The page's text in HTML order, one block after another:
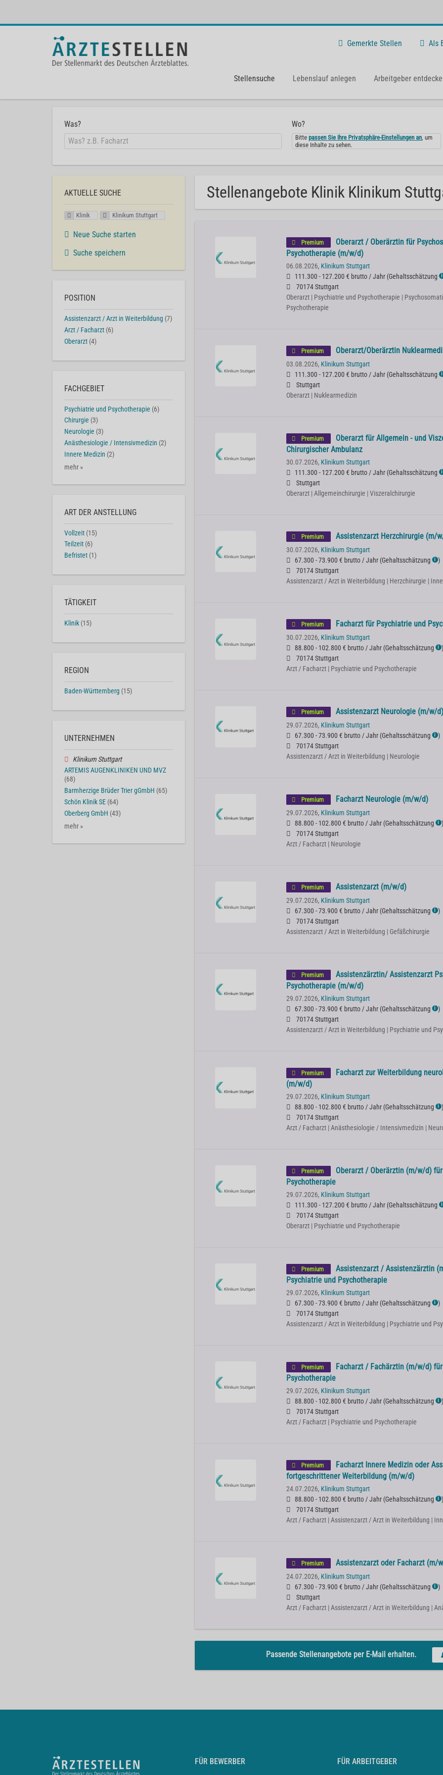
Gemerkte Stellen Als
Stellensuche Lebenslauf anlegen Arbeitgeber
Was? Wo?
Bittepassen Sie Ihre Privatsphäre-Einstellungen an, um
diese Inhalte zu sehen.
Stellenangebote Klinik Klinikum
Premium
Oberarzt / Oberärztin für
Psychotherapie (m/w/d)
06.08.2026, Klinikum Stuttgart
111.300 - 127.200 € brutto / Jahr (Gehaltsschätzung ℹ
70174 Stuttgart
Oberarzt | Psychiatrie und Psychotherapie |
Psychotherapie
Premium Oberarzt/Oberärztin
03.08.2026, Klinikum Stuttgart
111.300 - 127.200 € brutto / Jahr (Gehaltsschätzung ℹ
Stuttgart
Oberarzt | Nuklearmedizin
Premium
Oberarzt für Allgemein - und
Chirurgischer Ambulanz
30.07.2026, Klinikum Stuttgart
111.300 - 127.200 € brutto / Jahr (Gehaltsschätzung ℹ
Stuttgart
Oberarzt | Allgemeinchirurgie | Viszeralchirurgie
Premium Assistenzarzt Herzchirurgie (m/
30.07.2026, Klinikum Stuttgart
67.300 - 73.900 € brutto / Jahr (Gehaltsschätzung ℹ )
70174 Stuttgart
Assistenzarzt / Arzt in Weiterbildung | Herzchirurgie |
Premium Facharzt für Psychiatrie und
30.07.2026, Klinikum Stuttgart
88.800 - 102.800 € brutto / Jahr (Gehaltsschätzung ℹ )
70174 Stuttgart
Arzt / Facharzt | Psychiatrie und Psychotherapie
Premium Assistenzarzt Neurologie (m/w/d)
29.07.2026, Klinikum Stuttgart
67.300 - 73.900 € brutto / Jahr (Gehaltsschätzung ℹ )
70174 Stuttgart
Assistenzarzt / Arzt in Weiterbildung | Neurologie
Premium Facharzt Neurologie (m/w/d)
29.07.2026, Klinikum Stuttgart
88.800 - 102.800 € brutto / Jahr (Gehaltsschätzung ℹ )
70174 Stuttgart
Arzt / Facharzt | Neurologie
Premium Assistenzarzt (m/w/d)
29.07.2026, Klinikum Stuttgart
67.300 - 73.900 € brutto / Jahr (Gehaltsschätzung ℹ )
70174 Stuttgart
Assistenzarzt / Arzt in Weiterbildung | Gefäßchirurgie
Premium
Assistenzärztin/ Assistenzarzt
Psychotherapie (m/w/d)
29.07.2026, Klinikum Stuttgart
67.300 - 73.900 € brutto / Jahr (Gehaltsschätzung ℹ )
70174 Stuttgart
Assistenzarzt / Arzt in Weiterbildung | Psychiatrie und
Premium
Facharzt zur Weiterbildung
(m/w/d)
29.07.2026, Klinikum Stuttgart
88.800 - 102.800 € brutto / Jahr (Gehaltsschätzung ℹ )
70174 Stuttgart
Arzt / Facharzt | Anästhesiologie / Intensivmedizin |
Premium
Oberarzt / Oberärztin (m/w/d)
Psychotherapie
29.07.2026, Klinikum Stuttgart
111.300 - 127.200 € brutto / Jahr (Gehaltsschätzung ℹ
70174 Stuttgart
Oberarzt | Psychiatrie und Psychotherapie
Premium
Assistenzarzt / Assistenzärztin
Psychiatrie und Psychotherapie
29.07.2026, Klinikum Stuttgart
67.300 - 73.900 € brutto / Jahr (Gehaltsschätzung ℹ )
70174 Stuttgart
Assistenzarzt / Arzt in Weiterbildung | Psychiatrie und
Premium
Facharzt / Fachärztin (m/w/d)
Psychotherapie
29.07.2026, Klinikum Stuttgart
88.800 - 102.800 € brutto / Jahr (Gehaltsschätzung ℹ )
70174 Stuttgart
Arzt / Facharzt | Psychiatrie und Psychotherapie
Premium
Facharzt Innere Medizin oder
fortgeschrittener Weiterbildung (m/w/d)
24.07.2026, Klinikum Stuttgart
88.800 - 102.800 € brutto / Jahr (Gehaltsschätzung ℹ )
70174 Stuttgart
Arzt / Facharzt | Assistenzarzt / Arzt in Weiterbildung |
Premium Assistenzarzt oder Facharzt (m/
24.07.2026, Klinikum Stuttgart
67.300 - 73.900 € brutto / Jahr (Gehaltsschätzung ℹ )
Stuttgart
Arzt / Facharzt | Assistenzarzt / Arzt in Weiterbildung |
Passende Stellenangebote per E-Mail erhalten.
AKTUELLE SUCHE
Klinik Klinikum Stuttgart
Neue Suche starten
Suche speichern
POSITION
Assistenzarzt / Arzt in Weiterbildung (7)
Arzt / Facharzt (6)
Oberarzt (4)
FACHGEBIET
Psychiatrie und Psychotherapie (6)
Chirurgie (3)
Neurologie (3)
Anästhesiologie / Intensivmedizin (2)
Innere Medizin (2)
mehr »
ART DER ANSTELLUNG
Vollzeit (15)
Teilzeit (6)
Befristet (1)
TÄTIGKEIT
Klinik (15)
REGION
Baden-Württemberg (15)
UNTERNEHMEN
Klinikum Stuttgart
ARTEMIS AUGENKLINIKEN UND MVZ
(68)
Barmherzige Brüder Trier gGmbH (65)
Schön Klinik SE (64)
Oberberg GmbH (43)
mehr »
FÜR BEWERBER FÜR ARBEITGEBER